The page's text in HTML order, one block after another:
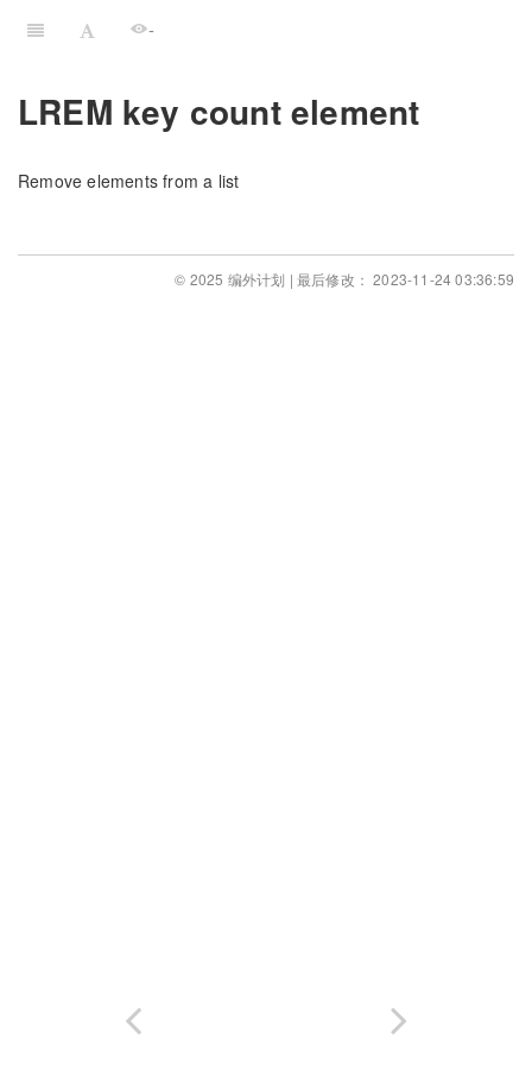
-
LREM key count element
Remove elements from a list
© 2025 编外计划 | 最后修改： 2023-11-24 03:36:59